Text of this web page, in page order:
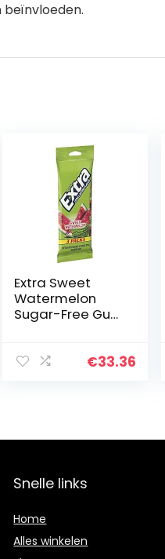
beïnvloeden.
Extra Sweet
Watermelon
Sugar-Free Gum
€33.36
Snelle links
Home
Alles winkelen